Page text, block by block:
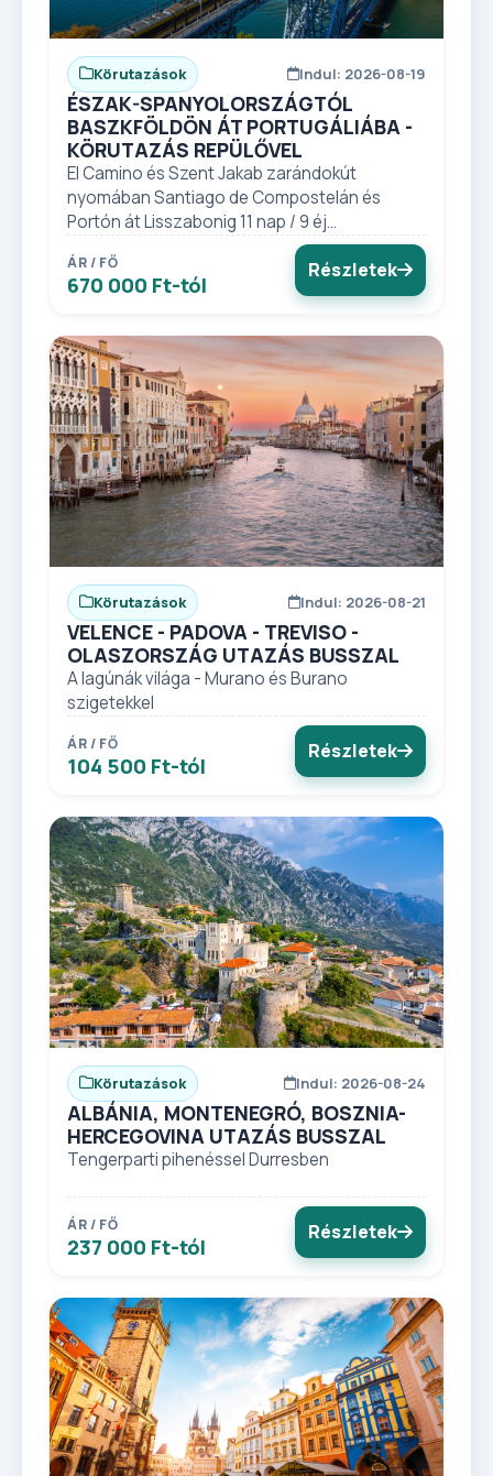
Körutazások Indul: 2026-08-19
ÉSZAK-SPANYOLORSZÁGTÓL
BASZKFÖLDÖN ÁT PORTUGÁLIÁBA -
KÖRUTAZÁS REPÜLŐVEL
El Camino és Szent Jakab zarándokút
nyomában Santiago de Compostelán és
Portón át Lisszabonig 11 nap / 9 éj...
ÁR / FŐ
670 000 Ft-tól
Részletek
Körutazások Indul: 2026-08-21
VELENCE - PADOVA - TREVISO -
OLASZORSZÁG UTAZÁS BUSSZAL
A lagúnák világa - Murano és Burano
szigetekkel
ÁR / FŐ
104 500 Ft-tól
Részletek
Körutazások Indul: 2026-08-24
ALBÁNIA, MONTENEGRÓ, BOSZNIA-
HERCEGOVINA UTAZÁS BUSSZAL
Tengerparti pihenéssel Durresben
ÁR / FŐ
237 000 Ft-tól
Részletek